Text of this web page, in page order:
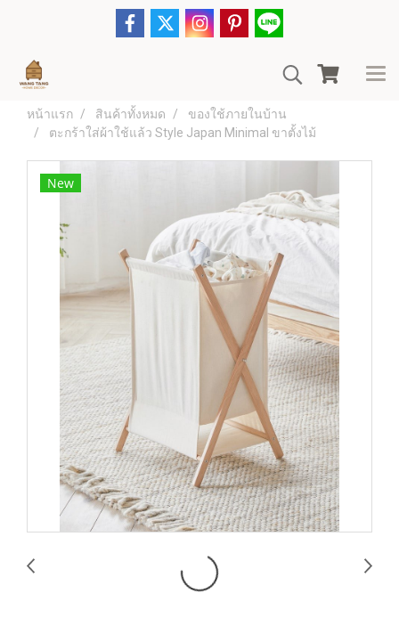
หน้าแรก สินค้าทั้งหมด
ของใช้ภายในบ้าน
ตะกร้าใส่ผ้าใช้แล้ว Style Japan Minimal ขาตั้งไม้
New